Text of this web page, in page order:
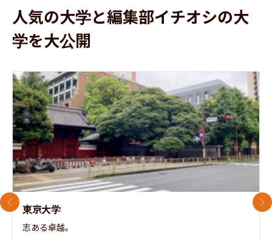
人気の大学と編集部イチオシの大
学を大公開
東京大学
志ある卓越。
前のスライド 次